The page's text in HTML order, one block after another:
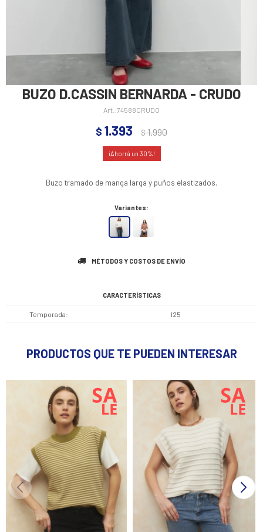
BUZO D.CASSIN BERNARDA - CRUDO
74588CRUDO
$ 1.393 $1.990
30
Buzo tramado de manga larga y puños elastizados.
Variantes:
MÉTODOS Y COSTOS DE ENVÍO
CARACTERÍSTICAS
Temporada I25
PRODUCTOS QUE TE PUEDEN INTERESAR